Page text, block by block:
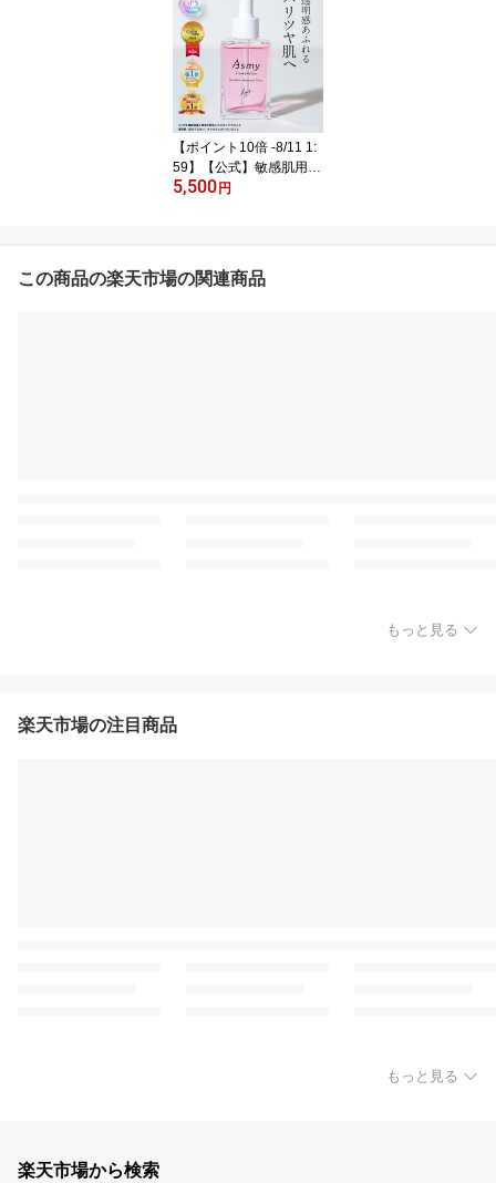
液 Asmy アズミー セン
シティブ リンクルトー
ンセラム（医薬部外品）
15g 送料無料シワ改善 し
わ改善 美白 目元美容液
アイクリーム しわ シワ
シミ スキンケア
【ポイント10倍 -8/11 1:
59】【公式】敏感肌用
角質ケア 先行美容液 As
美容液 ブースター iPs ip
s iPS細胞培養上清液 エ
5,500 円
この商品の楽天市場の関連商品
もっと見る
楽天市場の注目商品
もっと見る
楽天市場から検索